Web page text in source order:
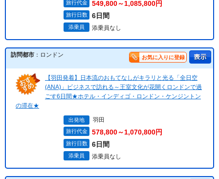
旅行代金 549,800～1,085,800円
旅行日数 6日間
添乗員 添乗員なし
訪問都市 ：ロンドン お気に入りに登録
【羽田発着】日本流のおもてなしがキラリと光る「全日空
(ANA)」ビジネスで訪れる～王室文化が花開くロンドンで過
ごす6日間★ホテル・インディゴ・ロンドン・ケンジントン
の滞在★
出発地 羽田
旅行代金 578,800～1,070,800円
旅行日数 6日間
添乗員 添乗員なし